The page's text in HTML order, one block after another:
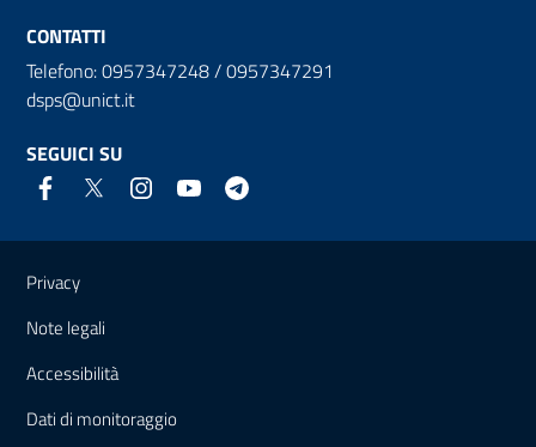
CONTATTI
Telefono: 0957347248 / 0957347291
dsps@unict.it
SEGUICI SU
Link e informazioni utili
Privacy
Note legali
Accessibilità
Dati di monitoraggio